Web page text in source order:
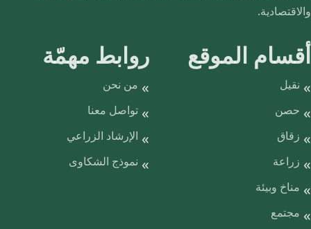
والاقتصادية.
أقسام الموقع
نقيل
حصن
زقاق
زراعة
مناخ وبيئة
مجتمع
روابط مهمّة
من نحن
تواصل معنا
الإرشاد الزراعي
نموذج الشكاوى